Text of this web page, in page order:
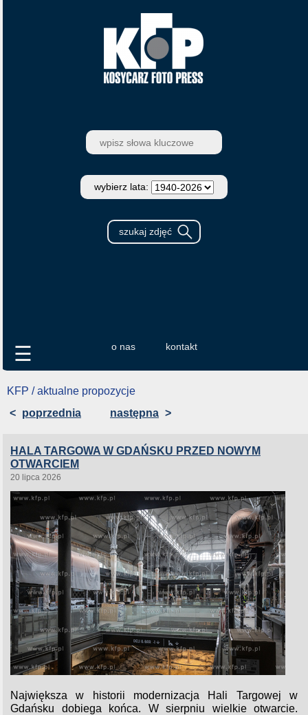
wybierz lata:
o nas kontakt
☰
KFP / aktualne propozycje
< poprzednia następna >
HALA TARGOWA W GDAŃSKU PRZED NOWYM
OTWARCIEM
20 lipca 2026
Największa w historii modernizacja Hali Targowej w
Gdańsku dobiega końca. W sierpniu wielkie otwarcie.